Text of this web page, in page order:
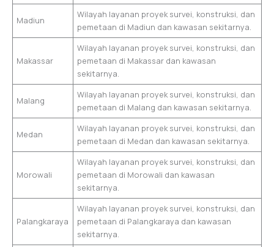
Madiun
Wilayah layanan proyek survei, konstruksi, dan
pemetaan di Madiun dan kawasan sekitarnya.
Makassar
Wilayah layanan proyek survei, konstruksi, dan
pemetaan di Makassar dan kawasan
sekitarnya.
Malang
Wilayah layanan proyek survei, konstruksi, dan
pemetaan di Malang dan kawasan sekitarnya.
Medan
Wilayah layanan proyek survei, konstruksi, dan
pemetaan di Medan dan kawasan sekitarnya.
Morowali
Wilayah layanan proyek survei, konstruksi, dan
pemetaan di Morowali dan kawasan
sekitarnya.
Palangkaraya
Wilayah layanan proyek survei, konstruksi, dan
pemetaan di Palangkaraya dan kawasan
sekitarnya.